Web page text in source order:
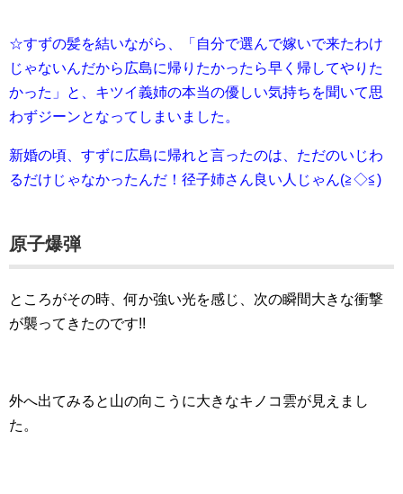
☆すずの髪を結いながら、「自分で選んで嫁いで来たわけ
じゃないんだから広島に帰りたかったら早く帰してやりた
かった」と、キツイ義姉の本当の優しい気持ちを聞いて思
わずジーンとなってしまいました。
新婚の頃、すずに広島に帰れと言ったのは、ただのいじわ
るだけじゃなかったんだ！径子姉さん良い人じゃん(≧◇≦)
原子爆弾
ところがその時、何か強い光を感じ、次の瞬間大きな衝撃
が襲ってきたのです!!
外へ出てみると山の向こうに大きなキノコ雲が見えまし
た。